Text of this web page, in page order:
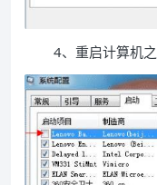
4、重启计算机